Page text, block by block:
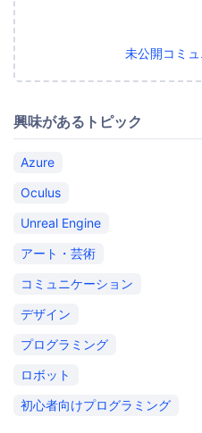
未公開コミ
興味があるトピック
Azure
Oculus
Unreal Engine
アート・芸術
コミュニケーション
デザイン
プログラミング
ロボット
初心者向けプログラミング